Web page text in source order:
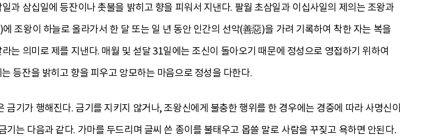
과 삼십일에 등잔이나 촛불을 밝히고 향을 피워서 지낸다. 팔월 초삼일과 이십사일의 제의는 조왕과
조왕이 하늘로 올라가서 한 달 또는 일 년 동안 인간의 선악(善惡)을 가려 기록하여 착한 자는 복을
는 의미로 제를 지낸다. 매월 및 섣달 31일에는 조신이 돌아오기 때문에 정성으로 영접하기 위하여
등잔을 밝히고 향을 피우고 앙모하는 마음으로 정성을 다한다.
기가 행해진다. 금기를 지키지 않거나, 조왕신에게 불충한 행위를 한 경우에는 경중에 따라 사명신이
는 다음과 같다. 가마를 두드리며 글씨 쓴 종이를 불태우고 몹쓸 말로 사람을 꾸짖고 욕하면 안된다.